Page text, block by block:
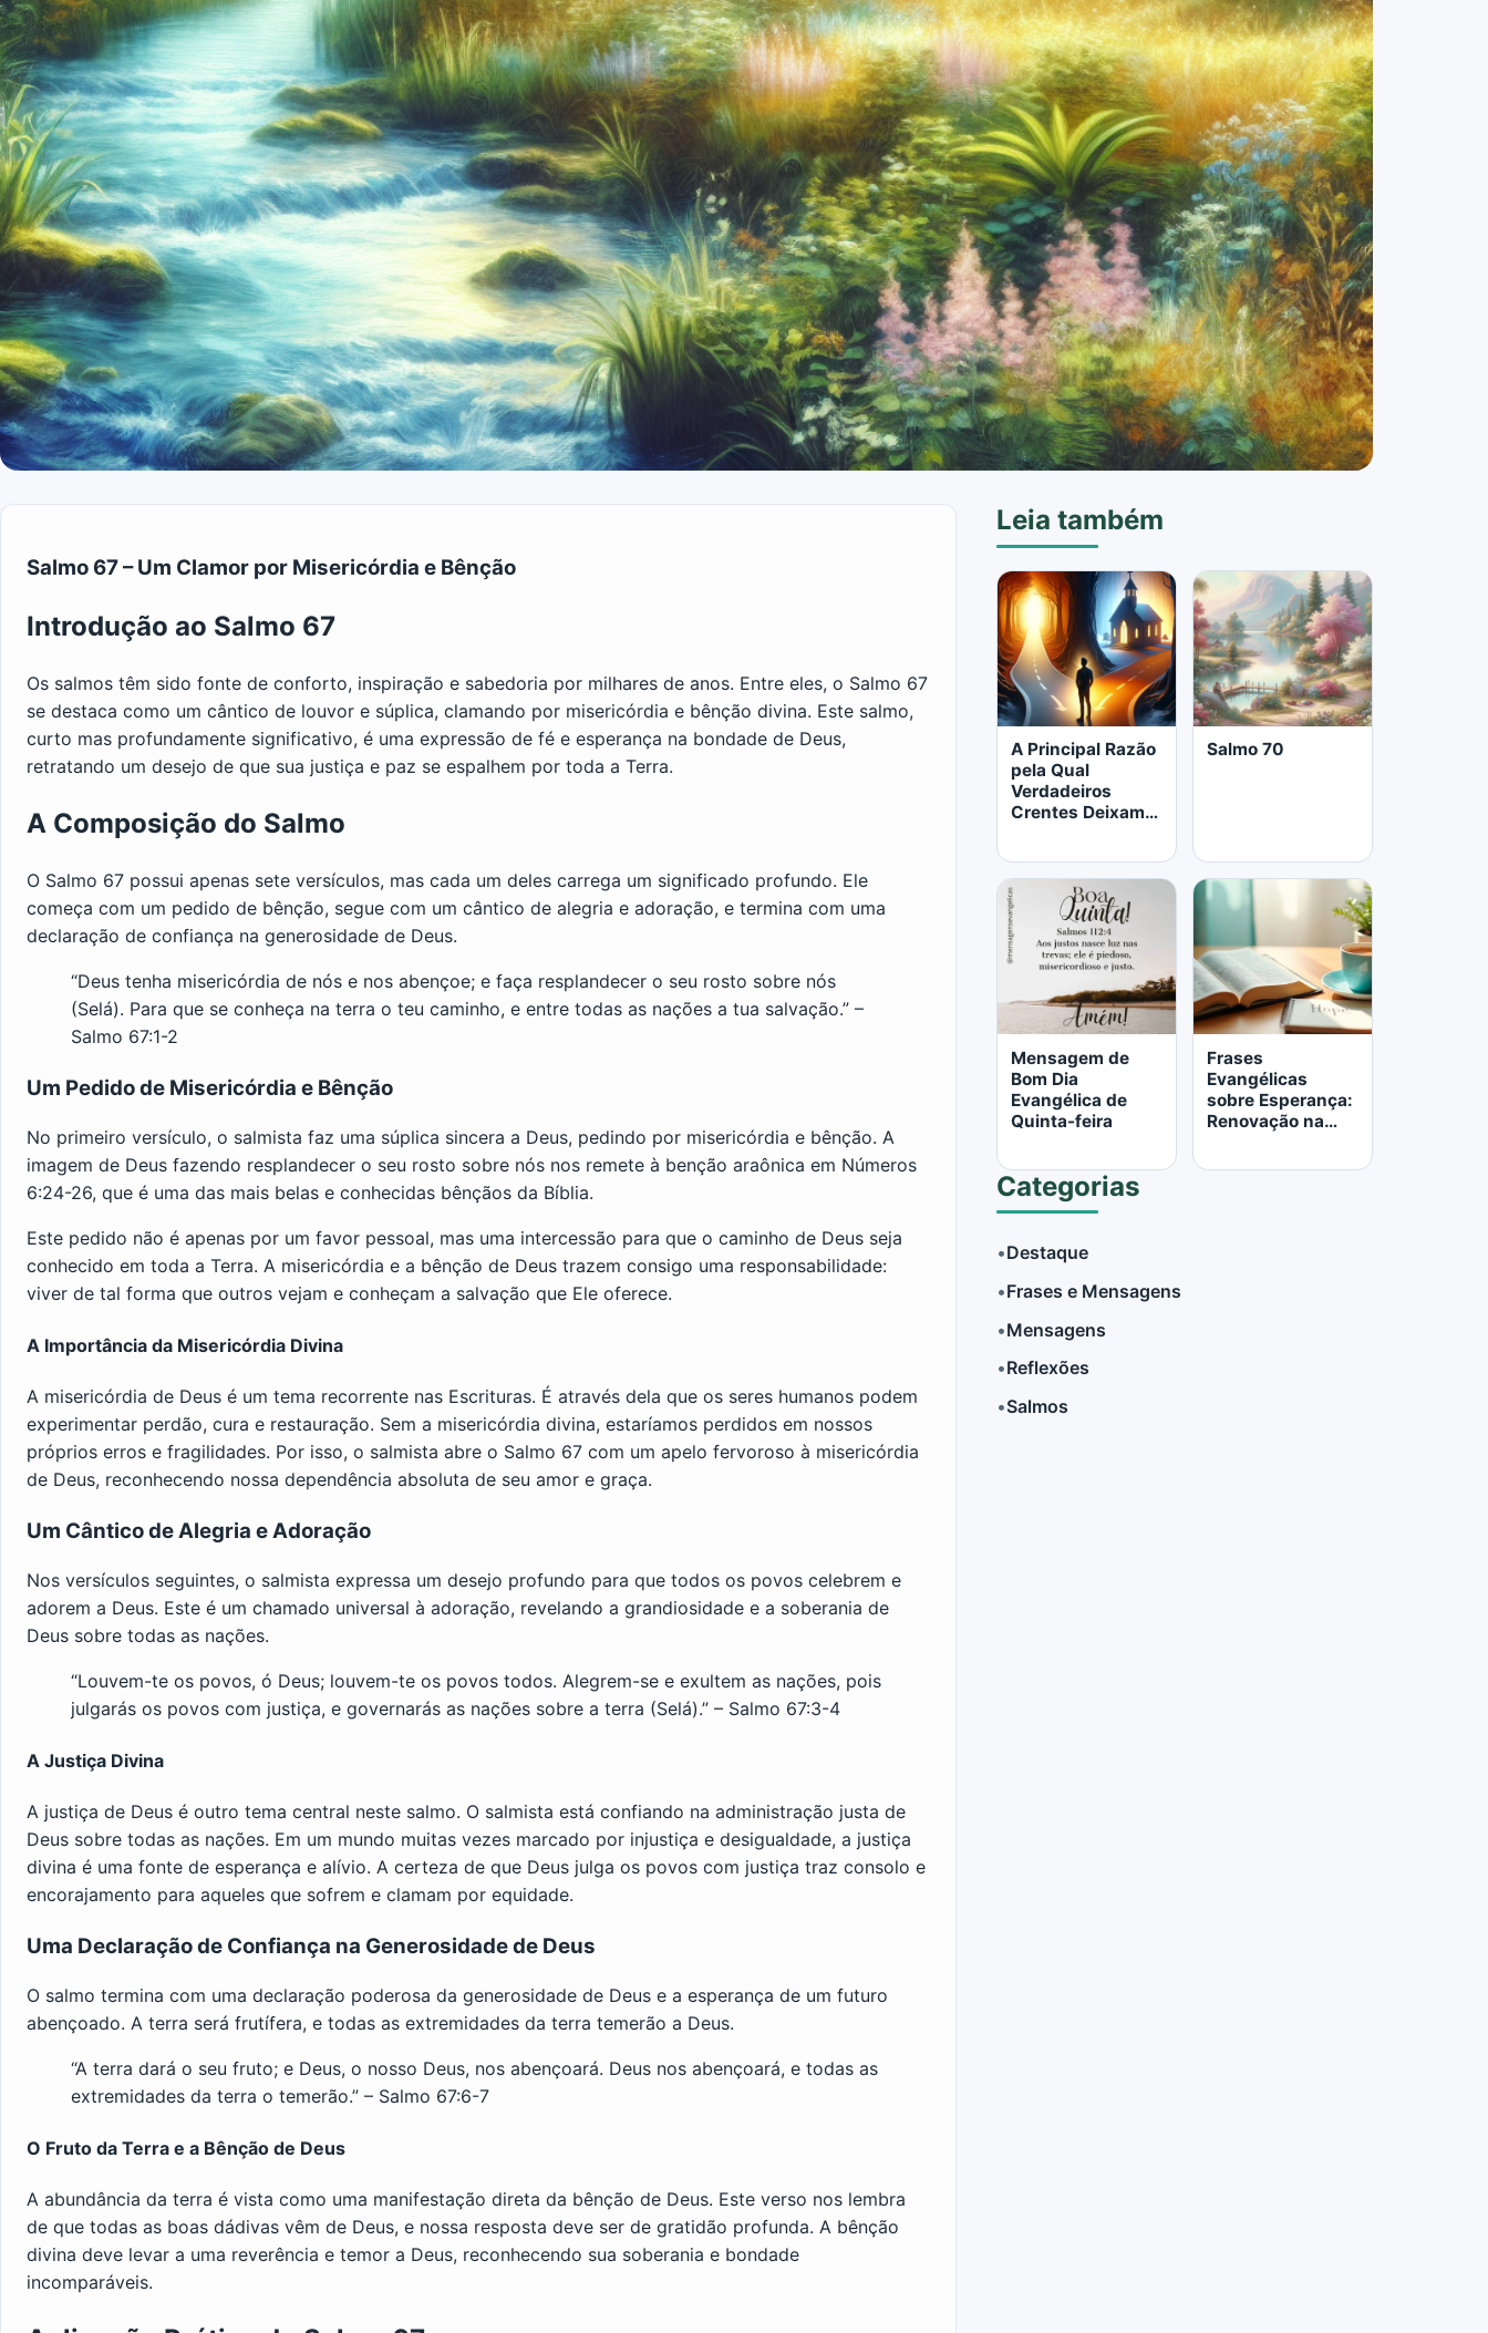
Salmo 67 – Um Clamor por Misericórdia e Bênção
Introdução ao Salmo 67
Os salmos têm sido fonte de conforto, inspiração e sabedoria por milhares de anos. Entre eles, o Salmo 67
se destaca como um cântico de louvor e súplica, clamando por misericórdia e bênção divina. Este salmo,
curto mas profundamente significativo, é uma expressão de fé e esperança na bondade de Deus,
retratando um desejo de que sua justiça e paz se espalhem por toda a Terra.
A Composição do Salmo
O Salmo 67 possui apenas sete versículos, mas cada um deles carrega um significado profundo. Ele
começa com um pedido de bênção, segue com um cântico de alegria e adoração, e termina com uma
declaração de confiança na generosidade de Deus.
“Deus tenha misericórdia de nós e nos abençoe; e faça resplandecer o seu rosto sobre nós
(Selá). Para que se conheça na terra o teu caminho, e entre todas as nações a tua salvação.” –
Salmo 67:1-2
Um Pedido de Misericórdia e Bênção
No primeiro versículo, o salmista faz uma súplica sincera a Deus, pedindo por misericórdia e bênção. A
imagem de Deus fazendo resplandecer o seu rosto sobre nós nos remete à benção araônica em Números
6:24-26, que é uma das mais belas e conhecidas bênçãos da Bíblia.
Este pedido não é apenas por um favor pessoal, mas uma intercessão para que o caminho de Deus seja
conhecido em toda a Terra. A misericórdia e a bênção de Deus trazem consigo uma responsabilidade:
viver de tal forma que outros vejam e conheçam a salvação que Ele oferece.
A Importância da Misericórdia Divina
A misericórdia de Deus é um tema recorrente nas Escrituras. É através dela que os seres humanos podem
experimentar perdão, cura e restauração. Sem a misericórdia divina, estaríamos perdidos em nossos
próprios erros e fragilidades. Por isso, o salmista abre o Salmo 67 com um apelo fervoroso à misericórdia
de Deus, reconhecendo nossa dependência absoluta de seu amor e graça.
Um Cântico de Alegria e Adoração
Nos versículos seguintes, o salmista expressa um desejo profundo para que todos os povos celebrem e
adorem a Deus. Este é um chamado universal à adoração, revelando a grandiosidade e a soberania de
Deus sobre todas as nações.
“Louvem-te os povos, ó Deus; louvem-te os povos todos. Alegrem-se e exultem as nações, pois
julgarás os povos com justiça, e governarás as nações sobre a terra (Selá).” – Salmo 67:3-4
A Justiça Divina
A justiça de Deus é outro tema central neste salmo. O salmista está confiando na administração justa de
Deus sobre todas as nações. Em um mundo muitas vezes marcado por injustiça e desigualdade, a justiça
divina é uma fonte de esperança e alívio. A certeza de que Deus julga os povos com justiça traz consolo e
encorajamento para aqueles que sofrem e clamam por equidade.
Uma Declaração de Confiança na Generosidade de Deus
O salmo termina com uma declaração poderosa da generosidade de Deus e a esperança de um futuro
abençoado. A terra será frutífera, e todas as extremidades da terra temerão a Deus.
“A terra dará o seu fruto; e Deus, o nosso Deus, nos abençoará. Deus nos abençoará, e todas as
extremidades da terra o temerão.” – Salmo 67:6-7
O Fruto da Terra e a Bênção de Deus
A abundância da terra é vista como uma manifestação direta da bênção de Deus. Este verso nos lembra
de que todas as boas dádivas vêm de Deus, e nossa resposta deve ser de gratidão profunda. A bênção
divina deve levar a uma reverência e temor a Deus, reconhecendo sua soberania e bondade
incomparáveis.
Leia também
A Principal Razão
pela Qual
Verdadeiros
Crentes Deixam a
LER MAIS
Salmo 70
LER MAIS
Mensagem de
Bom Dia
Evangélica de
Quinta-feira
LER MAIS
Frases
Evangélicas
sobre Esperança:
Renovação na
Categorias
•Destaque
•Frases e Mensagens
•Mensagens
•Reflexões
•Salmos